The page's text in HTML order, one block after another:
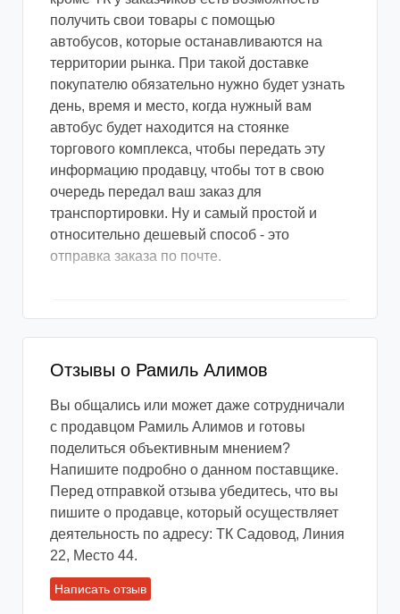
получить свои товары с помощью
автобусов, которые останавливаются на
территории рынка. При такой доставке
покупателю обязательно нужно будет узнать
день, время и место, когда нужный вам
автобус будет находится на стоянке
торгового комплекса, чтобы передать эту
информацию продавцу, чтобы тот в свою
очередь передал ваш заказ для
транспортировки. Ну и самый простой и
относительно дешевый способ - это
отправка заказа по почте.
Отзывы о Рамиль Алимов
Вы общались или может даже сотрудничали
с продавцом Рамиль Алимов и готовы
поделиться объективным мнением?
Напишите подробно о данном поставщике.
Перед отправкой отзыва убедитесь, что вы
пишите о продавце, который осуществляет
деятельность по адресу: ТК Садовод, Линия
22, Место 44.
Написать отзыв